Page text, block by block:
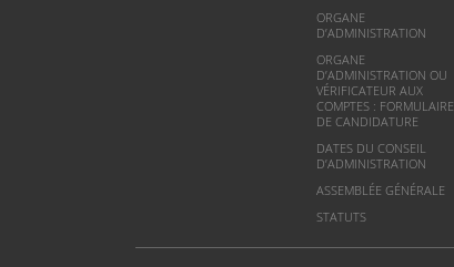
ORGANE
D’ADMINISTRATION
ORGANE
D’ADMINISTRATION OU
VÉRIFICATEUR AUX
COMPTES : FORMULAIRE
DE CANDIDATURE
DATES DU CONSEIL
D’ADMINISTRATION
ASSEMBLÉE GÉNÉRALE
STATUTS